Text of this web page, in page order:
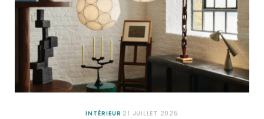
INTÉRIEUR 21 JUILLET 2025